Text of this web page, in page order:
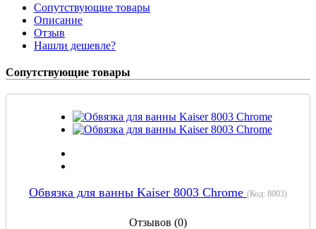
Сопутствующие товары
Описание
Отзыв
Нашли дешевле?
Сопутствующие товары
Обвязка для ванны Kaiser 8003 Chrome (Код: 8003)
Отзывов (0)